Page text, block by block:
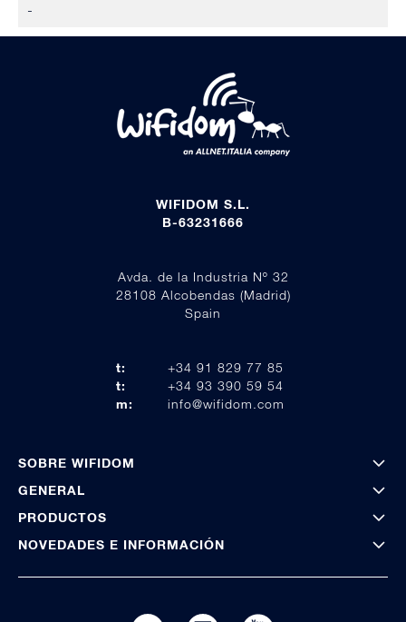
-
WIFIDOM S.L.
B-63231666
Avda. de la Industria Nº 32
28108 Alcobendas (Madrid)
Spain
t:
+34 91 829 77 85
t:
+34 93 390 59 54
m:
info@wifidom.com
SOBRE WIFIDOM
GENERAL
PRODUCTOS
NOVEDADES E INFORMACIÓN